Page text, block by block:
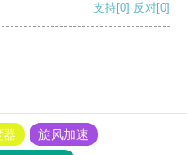
支持[0] 反对[0]
器
旋风加速